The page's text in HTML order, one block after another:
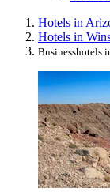
Hotels in
Hotels in
Businesshotels